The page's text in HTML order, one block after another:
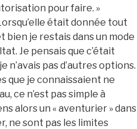
pour faire. »
était donnée tout
bien je restais dans un mode
Je pensais que c’était
n’avais pas d’autres options.
que je connaissaient ne
ce n’est pas simple à
alors un « aventurier » dans
ne sont pas les limites